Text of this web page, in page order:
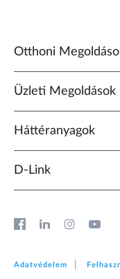
Otthoni
Üzleti Megoldások
Háttéranyagok
D‑Link
Adatvédelem